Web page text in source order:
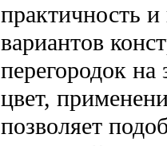
практичность
вариантов
перегородок
цвет,
позволяет